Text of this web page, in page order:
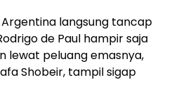
langsung tancap
de Paul hampir saja
lewat peluang emasnya,
Shobeir, tampil sigap